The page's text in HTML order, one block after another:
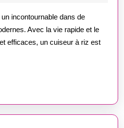
Complet
pour
Choisir
à
incontournable dans de
Avec la vie rapide et le
efficaces, un cuiseur à riz est